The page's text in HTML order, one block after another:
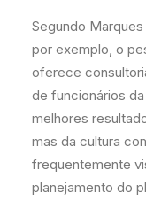
Segundo
por exemplo, o
oferece
de funcionários
melhores
mas da cultura
frequentemente
planejamento do